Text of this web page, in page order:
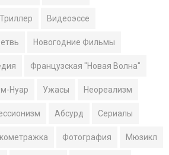
Триллер Видеоэссе
Новогодние Фильмы
Французская "Новая Волна"
Нуар Ужасы Неореализм
Абсурд Сериалы
Фотография Мюзикл